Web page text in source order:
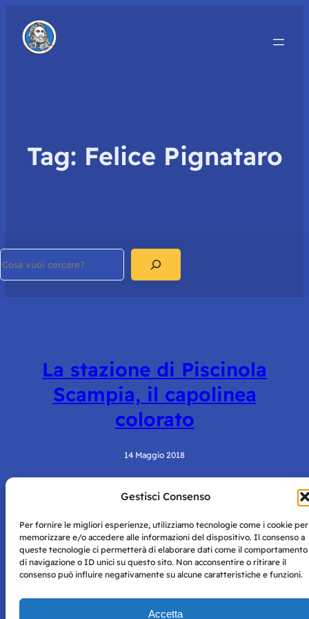
Gestisci Consenso
Per fornire le migliori esperienze, utilizziamo tecnologie come i cookie per
memorizzare e/o accedere alle informazioni del dispositivo. Il consenso a
queste tecnologie ci permetterà di elaborare dati come il comportamento
di navigazione o ID unici su questo sito. Non acconsentire o ritirare il
consenso può influire negativamente su alcune caratteristiche e funzioni.
Accetta
Tag: Felice Pignataro
La stazione di Piscinola
Scampia, il capolinea
colorato
14 Maggio 2018
Napoli con autorizzazione numero 38 del 25/9/2019.
Tutte le immagini e i contenuti su questo sito sono forniti